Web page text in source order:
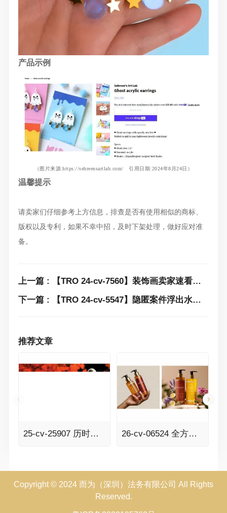
产品示例
（图片来源:https://sehreensartlab.com/ 引用日期:2024年8月24日）
温馨提示
请卖家们仔细参考上方信息，排查是否有使用相似的商标、
版权以及专利，如果不幸中招，及时下架处理，做好应对准
备。
上一篇 : 【TRO 24-cv-7560】装饰画卖家速看！Keith代理1张“迪斯科 + 龙舌兰酒”艺术印刷品发案维权！
下一篇 : 【TRO 24-cv-5547】隐匿案件浮出水面！TIRE CLAW 防盗锁商标维权中，安全类卖家注意排雷！
推荐文章
25-cv-25907 历时七个多月的RESIDENT EVIL生化危机案件TRO传票已发，341家店铺面临冻结风险！ 26-cv-06524 全方位维权！BSF律所代理Besque美体油发案，速排查！
Copyright © 2024 而为（深圳）法务有限公司 All Rights
Reserved.